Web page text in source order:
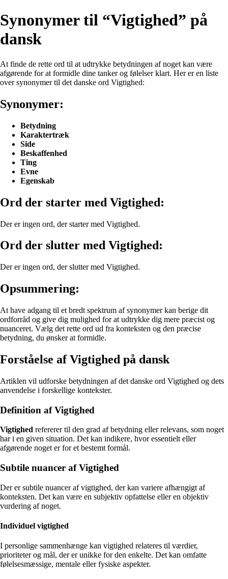
Synonymer til “Vigtighed” på
dansk
At finde de rette ord til at udtrykke betydningen af noget kan være
afgørende for at formidle dine tanker og følelser klart. Her er en liste
over synonymer til det danske ord Vigtighed:
Synonymer:
Betydning
Karaktertræk
Side
Beskaffenhed
Ting
Evne
Egenskab
Ord der starter med Vigtighed:
Der er ingen ord, der starter med Vigtighed.
Ord der slutter med Vigtighed:
Der er ingen ord, der slutter med Vigtighed.
Opsummering:
At have adgang til et bredt spektrum af synonymer kan berige dit
ordforråd og give dig mulighed for at udtrykke dig mere præcist og
nuanceret. Vælg det rette ord ud fra konteksten og den præcise
betydning, du ønsker at formidle.
Forståelse af Vigtighed på dansk
Artiklen vil udforske betydningen af det danske ord Vigtighed og dets
anvendelse i forskellige kontekster.
Definition af Vigtighed
Vigtighed refererer til den grad af betydning eller relevans, som noget
har i en given situation. Det kan indikere, hvor essentielt eller
afgørende noget er for et bestemt formål.
Subtile nuancer af Vigtighed
Der er subtile nuancer af vigtighed, der kan variere afhængigt af
konteksten. Det kan være en subjektiv opfattelse eller en objektiv
vurdering af noget.
Individuel vigtighed
I personlige sammenhænge kan vigtighed relateres til værdier,
prioriteter og mål, der er unikke for den enkelte. Det kan omfatte
følelsesmæssige, mentale eller fysiske aspekter.